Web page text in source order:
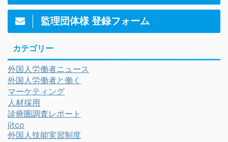
監理団体様 登録フォーム
カテゴリー
外国人労働者ニュース
外国人労働者と働く
マーケティング
人材採用
診療圏調査レポート
jitco
外国人技能実習制度